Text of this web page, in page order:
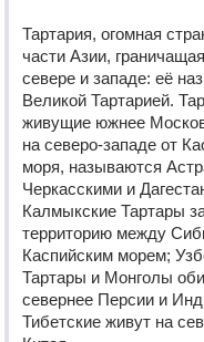
Тартария, огомная
части Азии,
севере и западе: её
Великой Тартарией.
живущие южнее
на северо-западе от
моря, называются
Черкасскими и
Калмыкские Тартары
территорию между
Каспийским морем;
Тартары и Монголы
севернее Персии и
Тибетские живут на